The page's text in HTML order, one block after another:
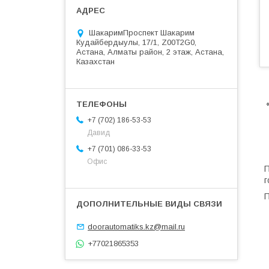
ШакаримПроспект Шакарим
Кудайбердыулы, 17/1, Z00T2G0,
Астана, Алматы район, 2 этаж, Астана,
Казахстан
+7 (702) 186-53-53
Давид
+7 (701) 086-33-53
Офис
doorautomatiks.kz@mail.ru
+77021865353